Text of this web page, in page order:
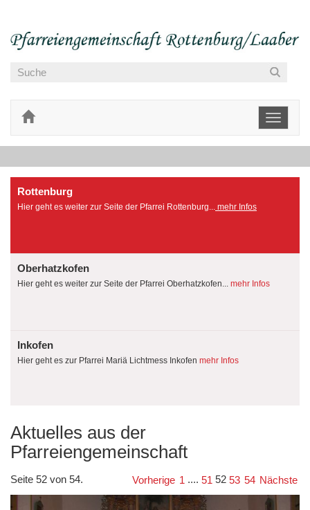
Toggle
Rottenburg
Hier geht es weiter zur Seite der Pfarrei Rottenburg... mehr Infos
Oberhatzkofen
Hier geht es weiter zur Seite der Pfarrei Oberhatzkofen... mehr Infos
Inkofen
Hier geht es zur Pfarrei Mariä Lichtmess Inkofen mehr Infos
Aktuelles aus der
Pfarreiengemeinschaft
Seite 52 von 54. Vorherige 1 .... 51 52 53 54 Nächste